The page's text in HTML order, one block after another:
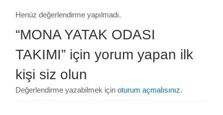
Henüz değerlendirme yapılmadı.
“MONA YATAK ODASI
TAKIMI” için yorum yapan ilk
kişi siz olun
Değerlendirme yazabilmek için oturum açmalısınız.